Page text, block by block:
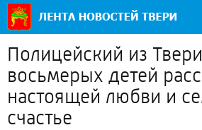
Полицейский из
восьмерых детей
настоящей любви и
счастье